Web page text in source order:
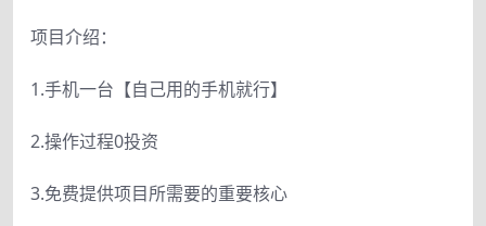
项目介绍：
1.手机一台【自己用的手机就行】
2.操作过程0投资
3.免费提供项目所需要的重要核心